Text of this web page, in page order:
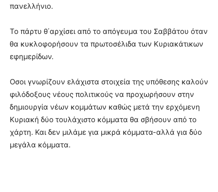
πανελλήνιο.
Το πάρτυ θ΄αρχίσει από το απόγευμα του Σαββάτου όταν
θα κυκλοφορήσουν τα πρωτοσέλιδα των Κυριακάτικων
εφημερίδων.
Οσοι γνωρίζουν ελάχιστα στοιχεία της υπόθεσης καλούν
φιλόδοξους νέους πολιτικούς να προχωρήσουν στην
δημιουργία νέων κομμάτων καθώς μετά την ερχόμενη
Κυριακή δύο τουλάχιστο κόμματα θα σβήσουν από το
χάρτη. Και δεν μιλάμε για μικρά κόμματα-αλλά για δύο
μεγάλα κόμματα.